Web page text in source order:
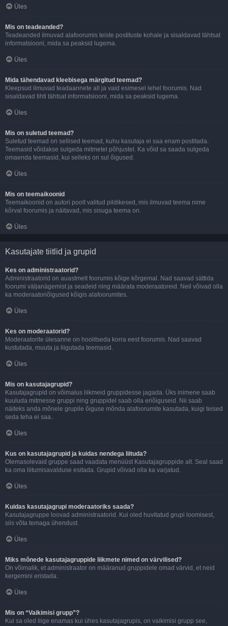
Üles
Mis on teadeanded?
Teadeanded ilmuvad alafoorumis teiste postituste kohale ja sisaldavad tähtsat
informatsiooni, mida sa peaksid lugema.
Üles
Mida tähendavad kleebisega märgitud teemad?
Kleepsud ilmuvad teadaannete all ja vaid esimesel lehel foorumis. Nad
sisaldavad tihti tähtsat informatsiooni, mida sa peaksid lugema.
Üles
Mis on suletud teemad?
Suletud teemad on sellised teemad, kuhu kasutaja ei saa enam postitada.
Teemasid võidakse sulgeda mitmetel põhjustel. Ka võid sa saada sulgeda
omaenda teemasid, kui selleks on sul õigused.
Üles
Mis on teemaikoonid
Teemaikoonid on autori poolt valitud pildikesed, mis ilmuvad teema nime
kõrval foorumis ja näitavad, mis sisuga teema on.
Üles
Kasutajate tiitlid ja grupid
Kes on administraatorid?
Administraatorid on auastmelt foorumis kõige kõrgemal. Nad saavad sättida
foorumi väljanägemist ja seadeid ning määrata moderaatoreid. Neil võivad olla
ka moderaatoriõigused kõigis alafoorumites.
Üles
Kes on moderaatorid?
Moderaatorite ülesanne on hoolitseda korra eest foorumis. Nad saavad
kustutada, muuta ja liigutada teemasid.
Üles
Mis on kasutajagrupid?
Kasutajagrupid on võimalus liikmeid gruppidesse jagada. Üks inimene saab
kuuluda mitmesse gruppi ning gruppidel saab olla eriõiguseid. Nii saab
näiteks anda mõnele grupile õiguse mõnda alafoorumite kasutada, kuigi teised
seda teha ei saa..
Üles
Kus on kasutajagrupid ja kuidas nendega liituda?
Olemasolevaid gruppe saad vaadata menüüst Kasutajagruppide alt. Seal saad
ka oma liitumisavalduse esitada. Grupid võivad olla ka varjatud.
Üles
Kuidas kasutajagrupi moderaatoriks saada?
Kasutajagruppe loovad administraatorid. Kui oled huvitatud grupi loomisest,
siis võta temaga ühendust.
Üles
Miks mõnede kasutajagruppide liikmete nimed on värvilised?
On võimalik, et administraator on määranud gruppidele omad värvid, et neid
kergemini eristada.
Üles
Mis on “Vaikimisi grupp”?
Kui sa oled liige enamas kui ühes kasutajagrupis, on vaikimisi grupp see,